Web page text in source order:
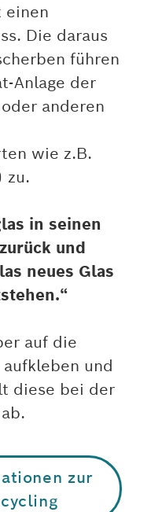
einen
Die daraus
führen
Anlage der
anderen
wie z.B.
zu.
in seinen
und
neues Glas
auf die
und
diese bei der
zur